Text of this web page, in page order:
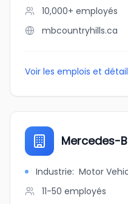
10,000+ employés
mbcountryhills.ca
Voir les emplois et
Mercedes-
Industrie: Motor
11-50 employés